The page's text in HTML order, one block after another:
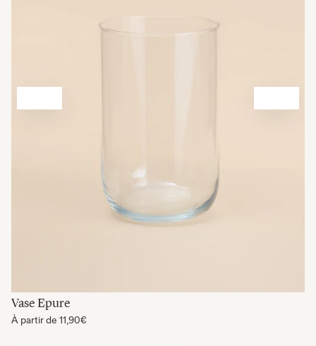
Vase Epure
À partir de 11,90€